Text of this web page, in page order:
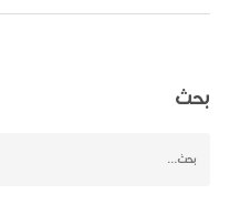
بحث